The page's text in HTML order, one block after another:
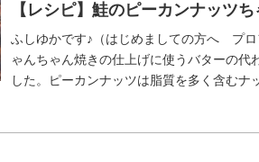
【レシピ】鮭のピーカンナッツ
ふしゆかです♪（はじめましての方へ プ
ゃんちゃん焼きの仕上げに使うバターの代
した。ピーカンナッツは脂質を多く含むナ